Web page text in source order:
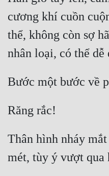
cương khí cuồn
thể, không còn sợ
Thân hình nháy